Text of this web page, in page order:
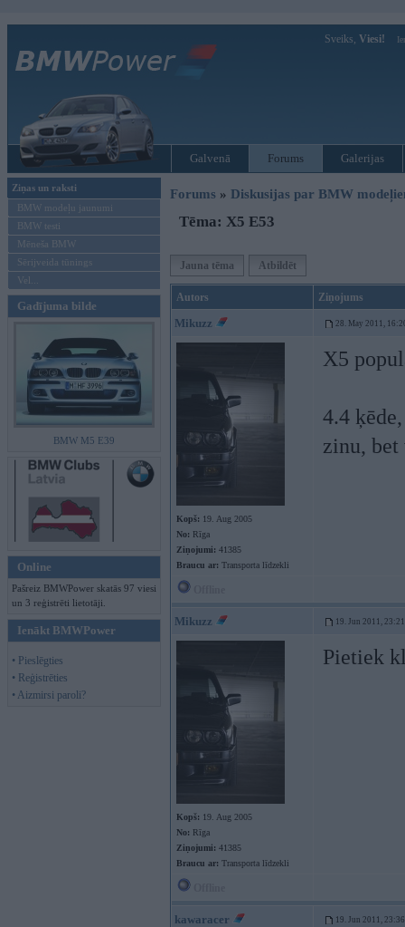
Sveiks, Viesi!
Galvenā Forums Galerijas
Ziņas un raksti
BMW modeļu jaunumi
BMW testi
Mēneša BMW
Sērijveida tūnings
Vel...
Gadījuma bilde
BMW M5 E39
Online
Pašreiz BMWPower skatās 97 viesi
un 3 reģistrēti lietotāji.
Ienākt BMWPower
• Pieslēgties
• Reģistrēties
• Aizmirsi paroli?
Forums » Diskusijas par BMW
Tēma: X5 E53
Jauna tēma Atbildēt
Autors Ziņojums
Mikuzz 28. May 2011,
Kopš: 19. Aug 2005
No: Rīga
Ziņojumi: 41385
Braucu ar: Transporta līdzekli
X5
4.4
zinu,
Mikuzz 19. Jun 2011, 23:21
Kopš: 19. Aug 2005
No: Rīga
Ziņojumi: 41385
Braucu ar: Transporta līdzekli
Pietiek
kawaracer 19. Jun 2011, 23:36